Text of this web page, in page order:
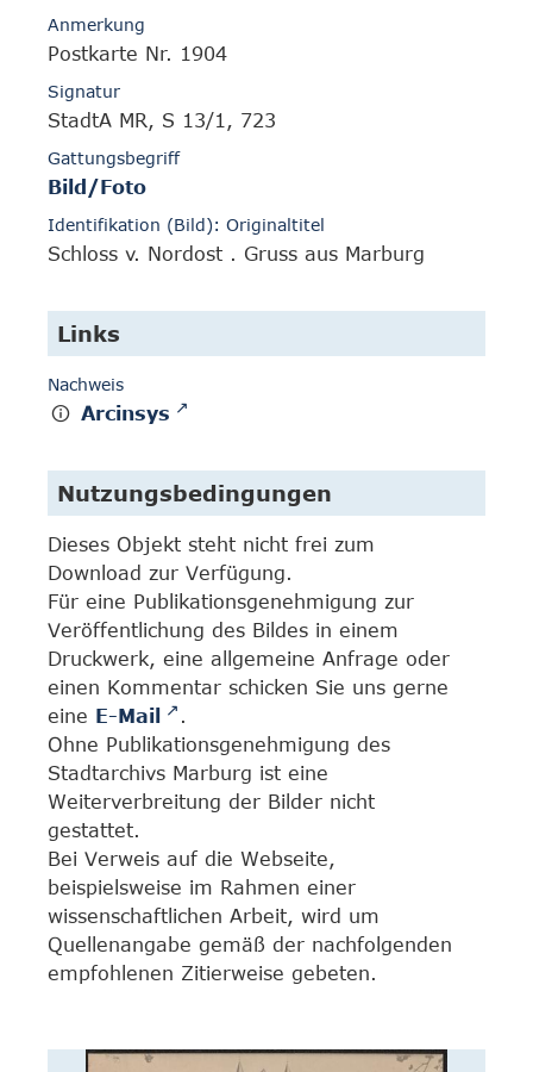
Anmerkung
Postkarte Nr. 1904
Signatur
StadtA MR, S 13/1, 723
Gattungsbegriff
Bild/Foto
Identifikation (Bild): Originaltitel
Schloss v. Nordost . Gruss aus Marburg
Links
Nachweis
Arcinsys
Nutzungsbedingungen
Dieses Objekt steht nicht frei zum
Download zur Verfügung.
Für eine Publikationsgenehmigung zur
Veröffentlichung des Bildes in einem
Druckwerk, eine allgemeine Anfrage oder
einen Kommentar schicken Sie uns gerne
eine E-Mail
.
Ohne Publikationsgenehmigung des
Stadtarchivs Marburg ist eine
Weiterverbreitung der Bilder nicht
gestattet.
Bei Verweis auf die Webseite,
beispielsweise im Rahmen einer
wissenschaftlichen Arbeit, wird um
Quellenangabe gemäß der nachfolgenden
empfohlenen Zitierweise gebeten.